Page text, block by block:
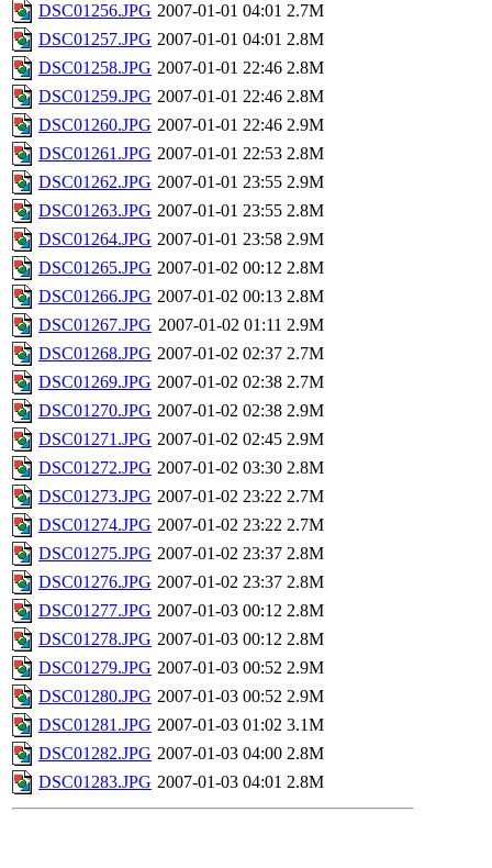
DSC01256.JPG 2007-01-01 04:01 2.7M
DSC01257.JPG 2007-01-01 04:01 2.8M
DSC01258.JPG 2007-01-01 22:46 2.8M
DSC01259.JPG 2007-01-01 22:46 2.8M
DSC01260.JPG 2007-01-01 22:46 2.9M
DSC01261.JPG 2007-01-01 22:53 2.8M
DSC01262.JPG 2007-01-01 23:55 2.9M
DSC01263.JPG 2007-01-01 23:55 2.8M
DSC01264.JPG 2007-01-01 23:58 2.9M
DSC01265.JPG 2007-01-02 00:12 2.8M
DSC01266.JPG 2007-01-02 00:13 2.8M
DSC01267.JPG 2007-01-02 01:11 2.9M
DSC01268.JPG 2007-01-02 02:37 2.7M
DSC01269.JPG 2007-01-02 02:38 2.7M
DSC01270.JPG 2007-01-02 02:38 2.9M
DSC01271.JPG 2007-01-02 02:45 2.9M
DSC01272.JPG 2007-01-02 03:30 2.8M
DSC01273.JPG 2007-01-02 23:22 2.7M
DSC01274.JPG 2007-01-02 23:22 2.7M
DSC01275.JPG 2007-01-02 23:37 2.8M
DSC01276.JPG 2007-01-02 23:37 2.8M
DSC01277.JPG 2007-01-03 00:12 2.8M
DSC01278.JPG 2007-01-03 00:12 2.8M
DSC01279.JPG 2007-01-03 00:52 2.9M
DSC01280.JPG 2007-01-03 00:52 2.9M
DSC01281.JPG 2007-01-03 01:02 3.1M
DSC01282.JPG 2007-01-03 04:00 2.8M
DSC01283.JPG 2007-01-03 04:01 2.8M